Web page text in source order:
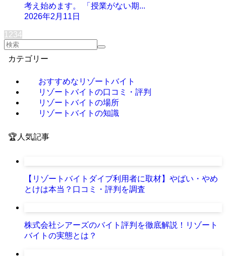
考え始めます。 「授業がない期...
2026年2月11日
1 234
カテゴリー
おすすめなリゾートバイト
リゾートバイトの口コミ・評判
リゾートバイトの場所
リゾートバイトの知識
🏆人気記事
【リゾートバイトダイブ利用者に取材】やばい・やめ
とけは本当？口コミ・評判を調査
株式会社シアーズのバイト評判を徹底解説！リゾート
バイトの実態とは？